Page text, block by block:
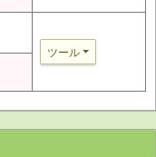
ツール